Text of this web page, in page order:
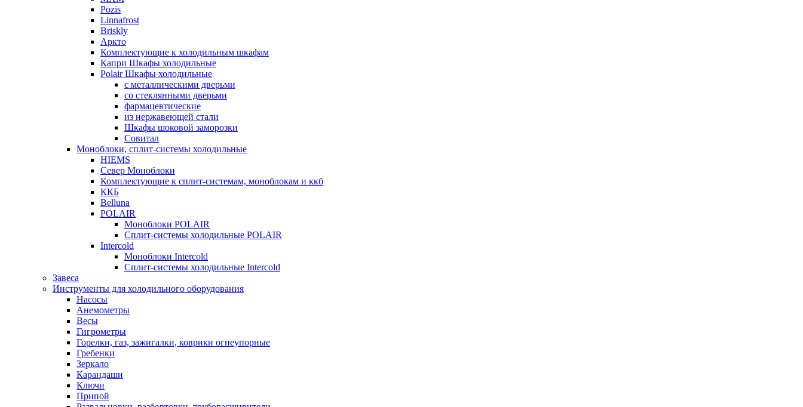
Pozis
Linnafrost
Briskly
Аркто
Комплектующие к холодильным шкафам
Капри Шкафы холодильные
Polair Шкафы холодильные
с металлическими дверьми
со стеклянными дверьми
фармацевтические
из нержавеющей стали
Шкафы шоковой заморозки
Совитал
Моноблоки, сплит-системы холодильные
HIEMS
Север Моноблоки
Комплектующие к сплит-системам, моноблокам и ккб
ККБ
Belluna
POLAIR
Моноблоки POLAIR
Сплит-системы холодильные POLAIR
Intercold
Моноблоки Intercold
Сплит-системы холодильные Intercold
Завеса
Инструменты для холодильного оборудования
Насосы
Анемометры
Весы
Гигрометры
Горелки, газ, зажигалки, коврики огнеупорные
Гребенки
Зеркало
Карандаши
Ключи
Припой